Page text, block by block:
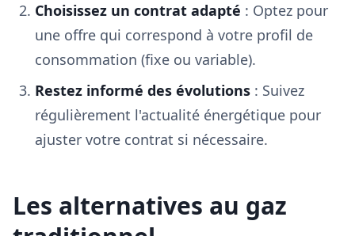
Choisissez un contrat adapté : Optez pour
une offre qui correspond à votre profil de
consommation (fixe ou variable).
Restez informé des évolutions : Suivez
régulièrement l'actualité énergétique pour
ajuster votre contrat si nécessaire.
Les alternatives au gaz